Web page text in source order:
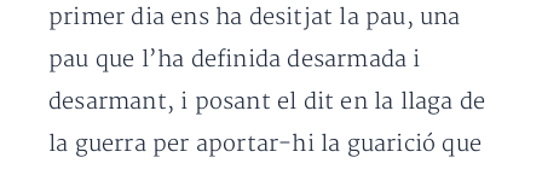
primer dia ens ha desitjat la pau, una
pau que l’ha definida desarmada i
desarmant, i posant el dit en la llaga de
la guerra per aportar-hi la guarició que